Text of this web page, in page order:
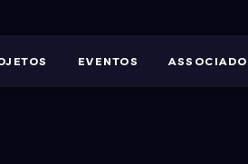
EVENTOS